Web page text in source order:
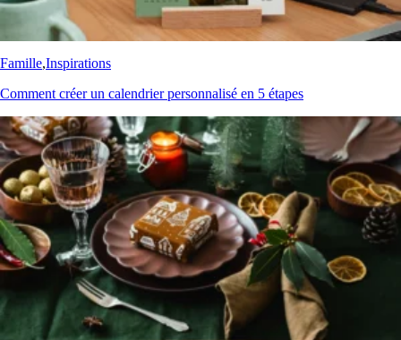
Famille,Inspirations
Comment créer un calendrier personnalisé en 5 étapes